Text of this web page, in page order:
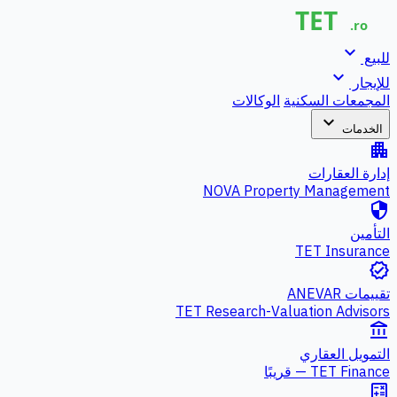
للبيع expand_more
للإيجار expand_more
المجمعات السكنية الوكالات
الخدمات expand_more
apartment
إدارة العقارات
NOVA Property Management
security
التأمين
TET Insurance
verified
تقييمات ANEVAR
TET Research-Valuation Advisors
account_balance
التمويل العقاري
TET Finance — قريبًا
calculate